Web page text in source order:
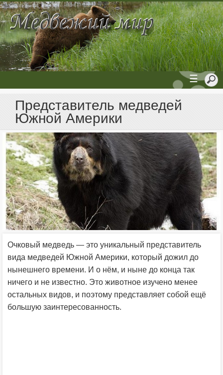
☰
Представитель медведей
Южной Америки
Очковый медведь — это уникальный представитель
вида медведей Южной Америки, который дожил до
нынешнего времени. И о нём, и ныне до конца так
ничего и не известно. Это животное изучено менее
остальных видов, и поэтому представляет собой ещё
большую заинтересованность.